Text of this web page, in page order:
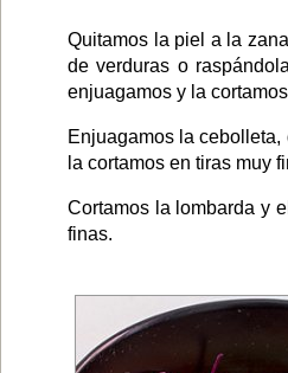
Quitamos la piel a la
de verduras o
enjuagamos y la
Enjuagamos la
la cortamos en tiras muy
Cortamos la lombarda y
finas.